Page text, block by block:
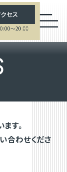
セス
～20:00
す。
合わせくださ